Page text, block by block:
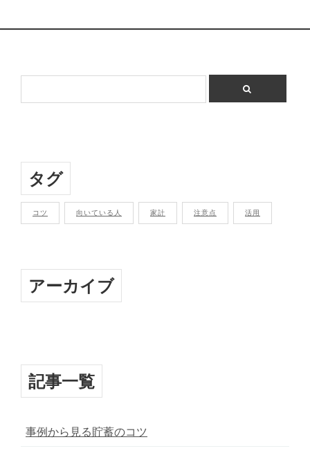
タグ
コツ 向いている人 家計 注意点 活用
アーカイブ
記事一覧
事例から見る貯蓄のコツ